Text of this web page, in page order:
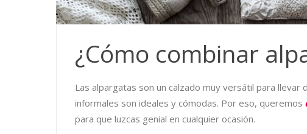
¿Cómo combinar
Las alpargatas son un calzado muy versátil para
informales son ideales y cómodas. Por eso, queremos
para que luzcas genial en cualquier ocasión.